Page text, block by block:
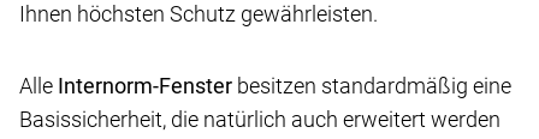
Ihnen höchsten Schutz gewährleisten.
Alle Internorm-Fenster besitzen standardmäßig eine
Basissicherheit, die natürlich auch erweitert werden